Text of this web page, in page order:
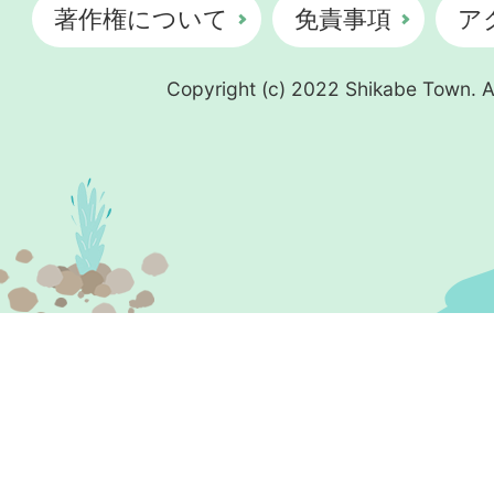
著作権について 免責事項 ア
Copyright (c) 2022 Shikabe Town.